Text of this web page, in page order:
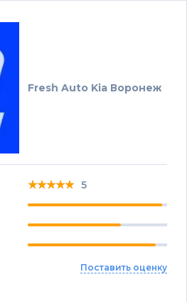
Fresh Auto Kia Воронеж
★★★★★
★★★★★
★★★★★ 5
Поставить оценку